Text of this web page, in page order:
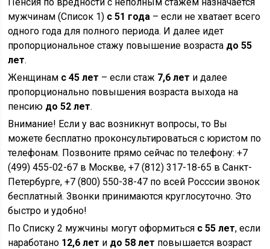
мужчинам (Список 1) с 51 года – если не хватает всего
одного года для полного периода. И далее идет
пропорциональное стажу повышение возраста до 55
лет.
Женщинам с 45 лет – если стаж 7,6 лет и далее
пропорционально повышения возраста выхода на
пенсию до 52 лет.
Внимание! Если у вас возникнут вопросы, то Вы
можете бесплатно проконсультироваться с юристом по
телефонам. Позвоните прямо сейчас по телефону: +7
(499) 455-02-67 в Москве, +7 (812) 317-18-65 в Санкт-
Петербурге, +7 (800) 550-38-47 по всей Росссии звонок
бесплатный. Звонки принимаются круглосуточно. Это
быстро и удобно!
По Списку 2 мужчины могут оформиться с 55 лет, если
наработано 12,6 лет и до 58 лет повышается возраст